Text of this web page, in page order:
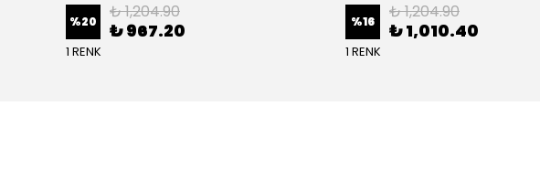
%20 ₺ 1,204.90
₺ 967.20
1 RENK
%16 ₺ 1,204.90
₺ 1,010.40
1 RENK